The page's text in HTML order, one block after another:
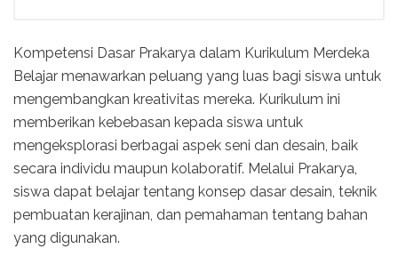
Kompetensi Dasar Prakarya dalam Kurikulum Merdeka
Belajar menawarkan peluang yang luas bagi siswa untuk
mengembangkan kreativitas mereka. Kurikulum ini
memberikan kebebasan kepada siswa untuk
mengeksplorasi berbagai aspek seni dan desain, baik
secara individu maupun kolaboratif. Melalui Prakarya,
siswa dapat belajar tentang konsep dasar desain, teknik
pembuatan kerajinan, dan pemahaman tentang bahan
yang digunakan.